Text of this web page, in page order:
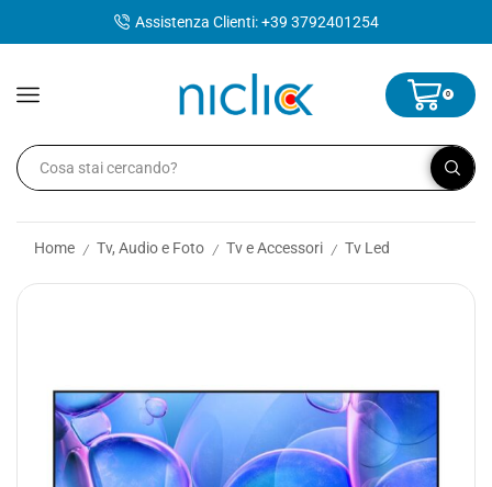
Assistenza Clienti: +39 3792401254
0
Home / Tv, Audio e Foto / Tv e Accessori / Tv Led